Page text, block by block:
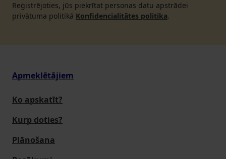
Reģistrējoties, jūs piekrītat personas datu apstrādei
privātuma politikā Konfidencialitātes politika.
Apmeklētājiem
Ko apskatīt?
Kurp doties?
Plānošana